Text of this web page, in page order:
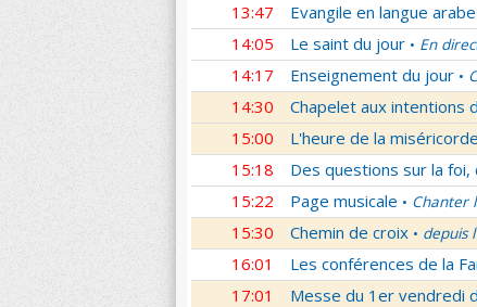
13:47 Evangile en langue arabe
14:05 Le saint du jour • En
14:17 Enseignement du jour •
14:30 Chapelet aux intentions
15:00 L'heure de la miséricorde
15:18 Des questions sur la
15:22 Page musicale • Chanter
15:30 Chemin de croix • depuis
16:01 Les conférences de la
17:01 Messe du 1er vendredi